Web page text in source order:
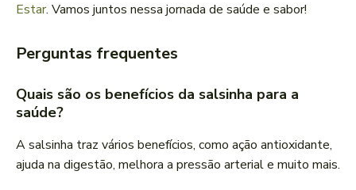
Estar. Vamos juntos nessa jornada de saúde e sabor!
Perguntas frequentes
Quais são os benefícios da salsinha para a
saúde?
A salsinha traz vários benefícios, como ação antioxidante,
ajuda na digestão, melhora a pressão arterial e muito mais.